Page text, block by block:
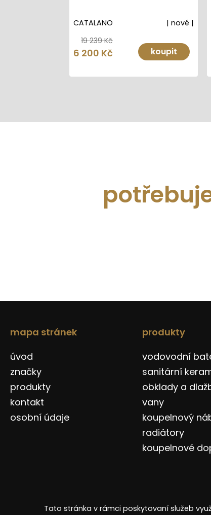
| nové |
CATALANO
koupit
19 239 Kč
6 200 Kč
mapa stránek
úvod
značky
produkty
kontakt
osobní údaje
produkty
vodovodní
sanitární
obklady a
vany
koupelnový
radiátory
koupelnové
Tato stránka v rámci poskytovaní služeb